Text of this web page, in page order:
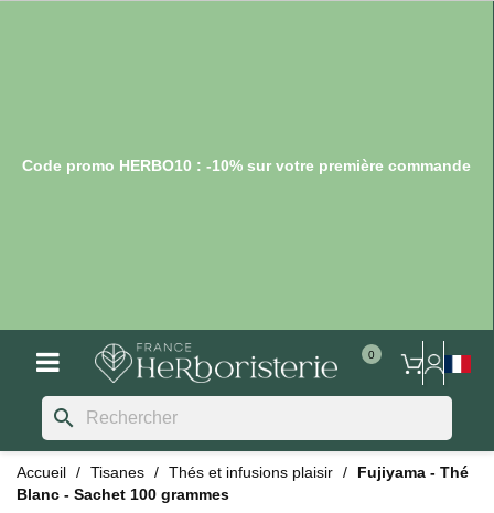
Code promo HERBO10 : -10% sur votre première commande
search
Accueil Tisanes Thés et infusions plaisir
Fujiyama - Thé
Blanc - Sachet 100 grammes